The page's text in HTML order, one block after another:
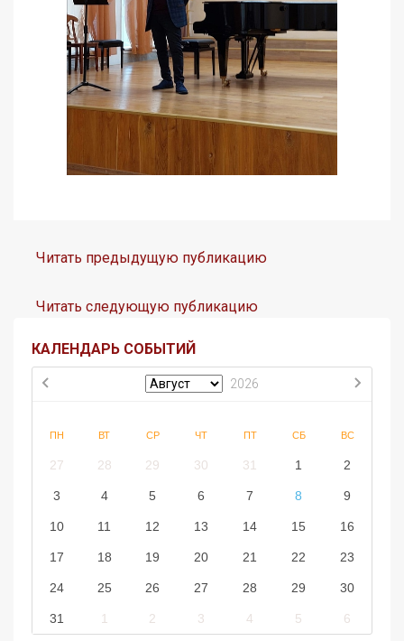
Читать предыдущую публикацию
Читать следующую публикацию
КАЛЕНДАРЬ СОБЫТИЙ
2026
ПН ВТ СР ЧТ ПТ СБ ВС
27 28 29 30 31 1 2
3 4 5 6 7 8 9
10 11 12 13 14 15 16
17 18 19 20 21 22 23
24 25 26 27 28 29 30
31 1 2 3 4 5 6